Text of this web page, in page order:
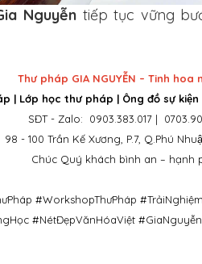
Nguyễn tiếp tục vững
Thư pháp GIA NGUYỄN – Tinh hoa
| Lớp học thư pháp | Ông đồ sự
SĐT - Zalo: 0903.383.017 |
98 - 100 Trần Kế Xương, P.7, Q.Phú
Chúc Quý khách bình an – hạnh
#WorkshopThưPháp
#NétĐẹpVănHóaViệt